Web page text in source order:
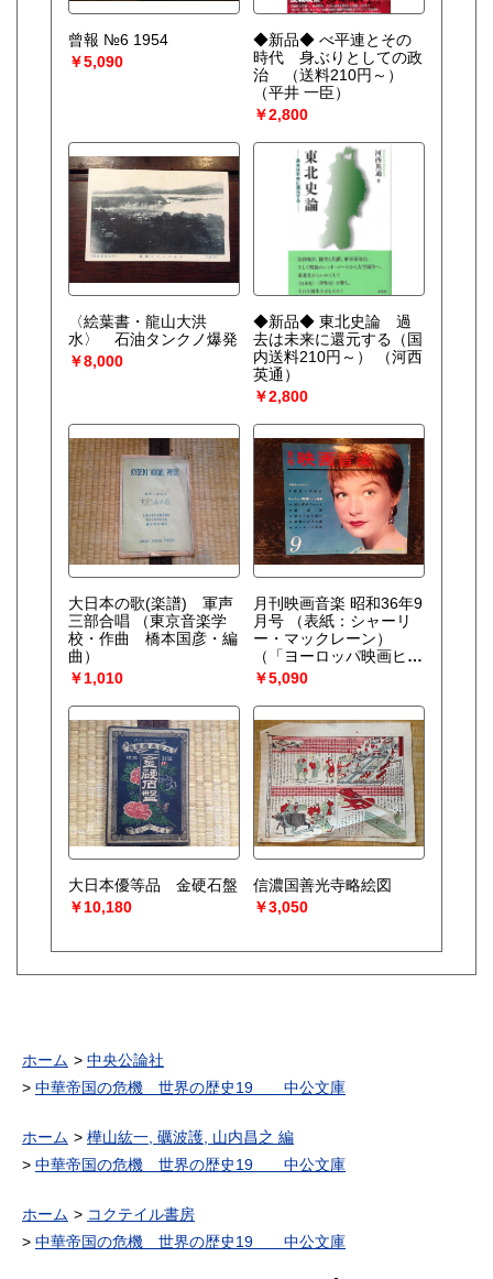
曾報 №6 1954
￥5,090
◆新品◆ べ平連とその
時代 身ぶりとしての政
治 （送料210円～）
（平井 一臣）
￥2,800
〈絵葉書・龍山大洪
水〉 石油タンクノ爆発
￥8,000
◆新品◆ 東北史論 過
去は未来に還元する（国
内送料210円～）
（河西
英通）
￥2,800
大日本の歌(楽譜) 軍声
三部合唱
（東京音楽学
校・作曲 橋本国彦・編
曲）
￥1,010
月刊映画音楽 昭和36年9
月号 （表紙：シャーリ
ー・マックレーン）
（「ヨーロッパ映画ヒッ
ト曲集」=禁じられた遊
び、赤と青のブルース、
ユール・ネバー・ノウほ
か）
￥5,090
大日本優等品 金硬石盤
￥10,180
信濃国善光寺略絵図
￥3,050
ホーム
中央公論社
中華帝国の危機 世界の歴史19 中公文庫
ホーム
樺山紘一, 礪波護, 山内昌之 編
中華帝国の危機 世界の歴史19 中公文庫
ホーム
コクテイル書房
中華帝国の危機 世界の歴史19 中公文庫